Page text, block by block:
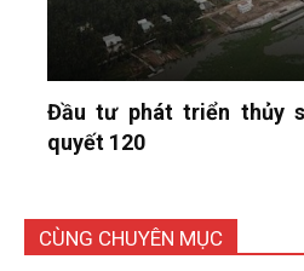
Đầu tư phát triển thủy
quyết 120
CÙNG CHUYÊN MỤC